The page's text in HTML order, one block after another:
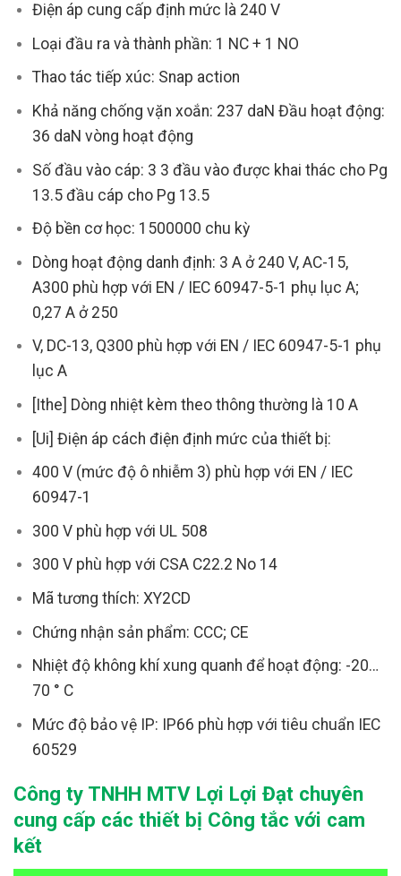
Điện áp cung cấp định mức là 240 V
Loại đầu ra và thành phần: 1 NC + 1 NO
Thao tác tiếp xúc: Snap action
Khả năng chống vặn xoắn: 237 daN Đầu hoạt động:
36 daN vòng hoạt động
Số đầu vào cáp: 3 3 đầu vào được khai thác cho Pg
13.5 đầu cáp cho Pg 13.5
Độ bền cơ học: 1500000 chu kỳ
Dòng hoạt động danh định: 3 A ở 240 V, AC-15,
A300 phù hợp với EN / IEC 60947-5-1 phụ lục A;
0,27 A ở 250
V, DC-13, Q300 phù hợp với EN / IEC 60947-5-1 phụ
lục A
[Ithe] Dòng nhiệt kèm theo thông thường là 10 A
[Ui] Điện áp cách điện định mức của thiết bị:
400 V (mức độ ô nhiễm 3) phù hợp với EN / IEC
60947-1
300 V phù hợp với UL 508
300 V phù hợp với CSA C22.2 No 14
Mã tương thích: XY2CD
Chứng nhận sản phẩm: CCC; CE
Nhiệt độ không khí xung quanh để hoạt động: -20…
70 ° C
Mức độ bảo vệ IP: IP66 phù hợp với tiêu chuẩn IEC
60529
Công ty TNHH MTV Lợi Lợi Đạt chuyên
cung cấp các thiết bị Công tắc với cam
kết